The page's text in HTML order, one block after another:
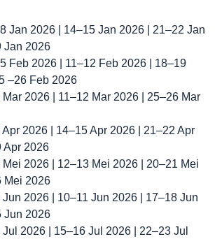
Jan 2026 | 14–15 Jan 2026 | 21–22 Jan
Jan 2026
Feb 2026 | 11–12 Feb 2026 | 18–19
–26 Feb 2026
Mar 2026 | 11–12 Mar 2026 | 25–26 Mar
Apr 2026 | 14–15 Apr 2026 | 21–22 Apr
Apr 2026
Mei 2026 | 12–13 Mei 2026 | 20–21 Mei
Mei 2026
Jun 2026 | 10–11 Jun 2026 | 17–18 Jun
Jun 2026
Jul 2026 | 15–16 Jul 2026 | 22–23 Jul